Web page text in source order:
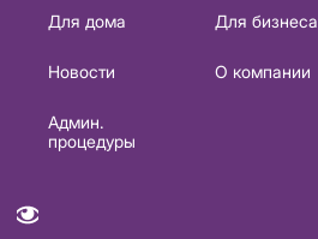
Основная
навигация
Для дома Для бизнеса
Новости
О компании
Админ.
процедуры